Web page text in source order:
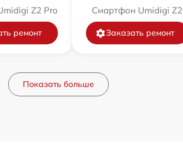
Z2 Pro
ремонт
Смартфон Umidigi Z2
Заказать ремонт
Показать больше